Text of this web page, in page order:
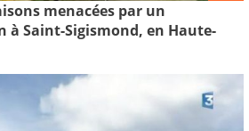
menacées par un
à Saint-Sigismond, en Haute-